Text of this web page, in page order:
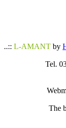
..:: L-AMANT by
Tel.
The